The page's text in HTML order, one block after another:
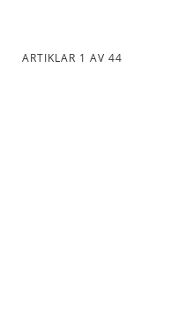
ARTIKLAR 1 AV 44